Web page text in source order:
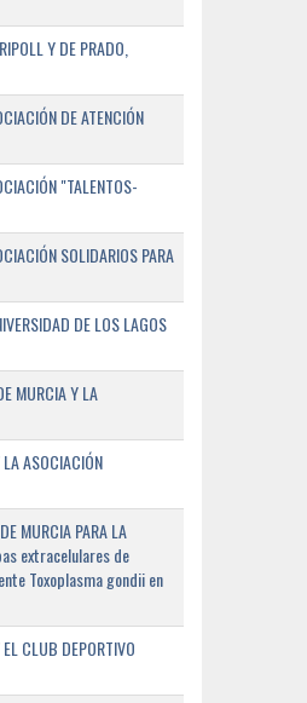
Y DE PRADO,
DE ATENCIÓN
"TALENTOS-
SOLIDARIOS PARA
DE LOS LAGOS
MURCIA Y LA
ASOCIACIÓN
MURCIA PARA LA
extracelulares de
Toxoplasma gondii en
CLUB DEPORTIVO